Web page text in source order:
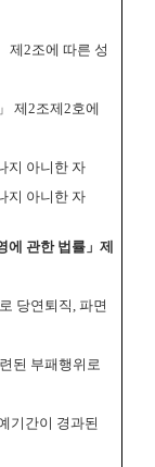
제2조에 따른 성
」 제2조제2호에
지 아니한 자
지 아니한 자
에 관한 법률」 제
당연퇴직 ,파면
된 부패행위로
기간이 경과된